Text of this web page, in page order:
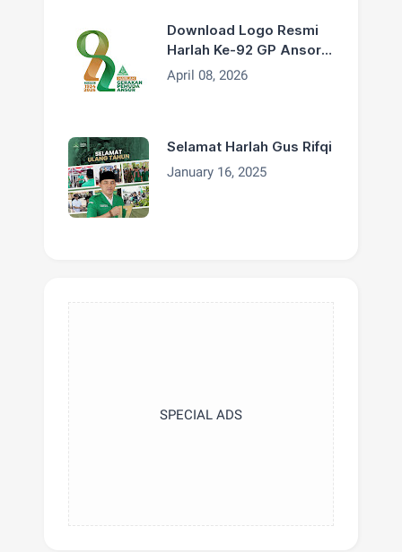
Download Logo Resmi
Harlah Ke-92 GP Ansor
Tahun 2026
April 08, 2026
Selamat Harlah Gus Rifqi
January 16, 2025
SPECIAL ADS